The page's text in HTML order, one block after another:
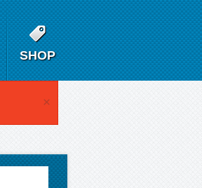
SHOP
×